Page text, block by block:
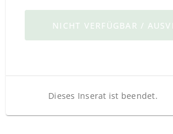
NICHT VERFÜGBAR /
Dieses Inserat ist beendet.